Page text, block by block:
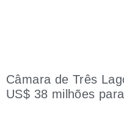
Câmara de Três
US$ 38 milhões